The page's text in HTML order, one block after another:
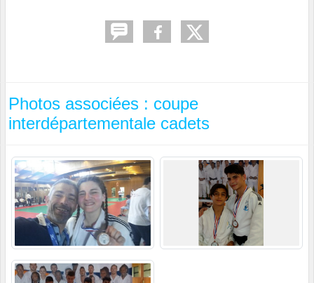
Photos associées : coupe
interdépartementale cadets